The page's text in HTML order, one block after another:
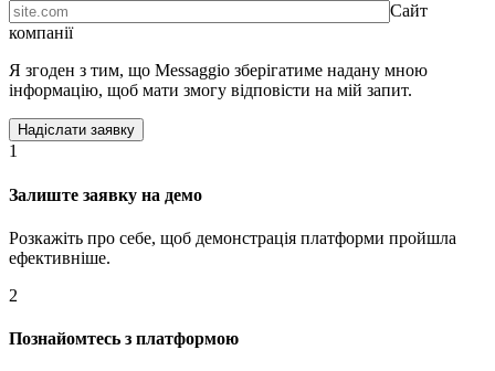
Сайт
компанії
Я згоден з тим, що Messaggio зберігатиме надану мною
інформацію, щоб мати змогу відповісти на мій запит.
1
Залиште заявку на демо
Розкажіть про себе, щоб демонстрація платформи пройшла
ефективніше.
2
Познайомтесь з платформою